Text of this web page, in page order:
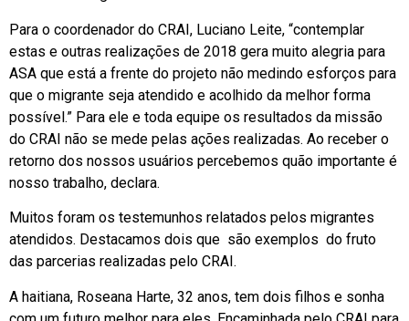
Para o coordenador do CRAI, Luciano Leite, “contemplar
estas e outras realizações de 2018 gera muito alegria para
ASA que está a frente do projeto não medindo esforços para
que o migrante seja atendido e acolhido da melhor forma
possível.” Para ele e toda equipe os resultados da missão
do CRAI não se mede pelas ações realizadas. Ao receber o
retorno dos nossos usuários percebemos quão importante é
nosso trabalho, declara.
Muitos foram os testemunhos relatados pelos migrantes
atendidos. Destacamos dois que são exemplos do fruto
das parcerias realizadas pelo CRAI.
A haitiana, Roseana Harte, 32 anos, tem dois filhos e sonha